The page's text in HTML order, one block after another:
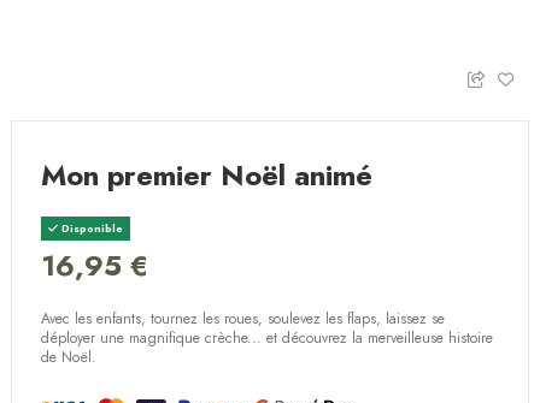
Mon premier Noël animé
Disponible
16,95 €
Avec les enfants, tournez les roues, soulevez les flaps, laissez se
déployer une magnifique crèche... et découvrez la merveilleuse histoire
de Noël.